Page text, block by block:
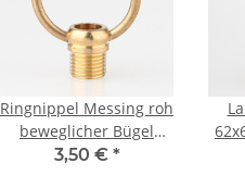
Ringnippel Messing roh
beweglicher Bügel
rund mit M10x1
3,50 € *